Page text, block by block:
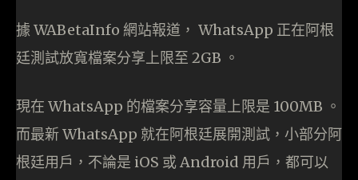
據 WABetaInfo 網站報道， WhatsApp 正在阿根
廷測試放寬檔案分享上限至 2GB 。
現在 WhatsApp 的檔案分享容量上限是 100MB 。
而最新 WhatsApp 就在阿根廷展開測試，小部分阿
根廷用戶，不論是 iOS 或 Android 用戶，都可以